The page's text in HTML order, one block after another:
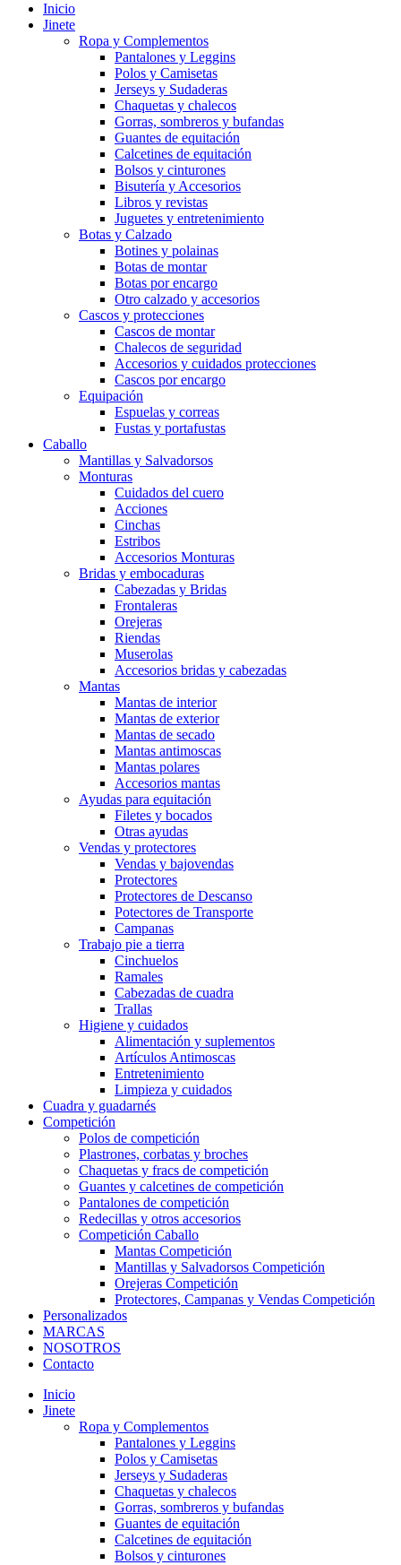
Inicio
Jinete
Ropa y Complementos
Pantalones y Leggins
Polos y Camisetas
Jerseys y Sudaderas
Chaquetas y chalecos
Gorras, sombreros y bufandas
Guantes de equitación
Calcetines de equitación
Bolsos y cinturones
Bisutería y Accesorios
Libros y revistas
Juguetes y entretenimiento
Botas y Calzado
Botines y polainas
Botas de montar
Botas por encargo
Otro calzado y accesorios
Cascos y protecciones
Cascos de montar
Chalecos de seguridad
Accesorios y cuidados protecciones
Cascos por encargo
Equipación
Espuelas y correas
Fustas y portafustas
Caballo
Mantillas y Salvadorsos
Monturas
Cuidados del cuero
Acciones
Cinchas
Estribos
Accesorios Monturas
Bridas y embocaduras
Cabezadas y Bridas
Frontaleras
Orejeras
Riendas
Muserolas
Accesorios bridas y cabezadas
Mantas
Mantas de interior
Mantas de exterior
Mantas de secado
Mantas antimoscas
Mantas polares
Accesorios mantas
Ayudas para equitación
Filetes y bocados
Otras ayudas
Vendas y protectores
Vendas y bajovendas
Protectores
Protectores de Descanso
Potectores de Transporte
Campanas
Trabajo pie a tierra
Cinchuelos
Ramales
Cabezadas de cuadra
Trallas
Higiene y cuidados
Alimentación y suplementos
Artículos Antimoscas
Entretenimiento
Limpieza y cuidados
Cuadra y guadarnés
Competición
Polos de competición
Plastrones, corbatas y broches
Chaquetas y fracs de competición
Guantes y calcetines de competición
Pantalones de competición
Redecillas y otros accesorios
Competición Caballo
Mantas Competición
Mantillas y Salvadorsos Competición
Orejeras Competición
Protectores, Campanas y Vendas Competición
Personalizados
MARCAS
NOSOTROS
Contacto
Inicio
Jinete
Ropa y Complementos
Pantalones y Leggins
Polos y Camisetas
Jerseys y Sudaderas
Chaquetas y chalecos
Gorras, sombreros y bufandas
Guantes de equitación
Calcetines de equitación
Bolsos y cinturones